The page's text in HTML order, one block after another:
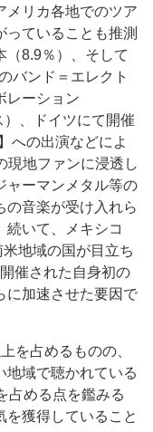
メリカ各地でのツア
っていることも推測
（8.9％）、そして
バンド＝エレクト
レーション
）、ドイツにて開催
への出演などによ
現地ファンに浸透し
ャーマンメタル等の
の音楽が受け入れら
続いて、メキシコ
地域の国が目立ち
催された自身初の
に加速させた要因で
を占めるものの、
地域で聴かれている
占める点を鑑みる
を獲得していること